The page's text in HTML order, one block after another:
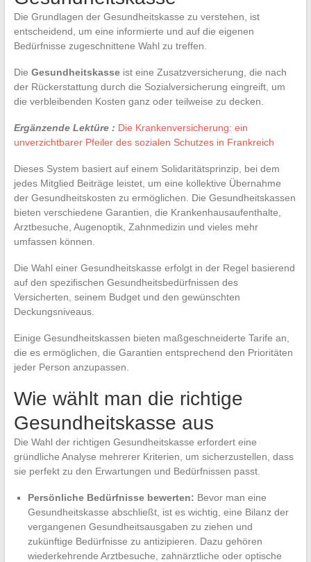
Die Grundlagen der Gesundheitskasse zu verstehen, ist
entscheidend, um eine informierte und auf die eigenen
Bedürfnisse zugeschnittene Wahl zu treffen.
Die Gesundheitskasseist eine Zusatzversicherung, die nach
der Rückerstattung durch die Sozialversicherung eingreift, um
die verbleibenden Kosten ganz oder teilweise zu decken.
Ergänzende Lektüre : Die Krankenversicherung: ein
unverzichtbarer Pfeiler des sozialen Schutzes in Frankreich
Dieses System basiert auf einem Solidaritätsprinzip, bei dem
jedes Mitglied Beiträge leistet, um eine kollektive Übernahme
der Gesundheitskosten zu ermöglichen. Die Gesundheitskassen
bieten verschiedene Garantien, die Krankenhausaufenthalte,
Arztbesuche, Augenoptik, Zahnmedizin und vieles mehr
umfassen können.
Die Wahl einer Gesundheitskasse erfolgt in der Regel basierend
auf den spezifischen Gesundheitsbedürfnissen des
Versicherten, seinem Budget und den gewünschten
Deckungsniveaus.
Einige Gesundheitskassen bieten maßgeschneiderte Tarife an,
die es ermöglichen, die Garantien entsprechend den Prioritäten
jeder Person anzupassen.
Wie wählt man die richtige
Gesundheitskasse aus
Die Wahl der richtigen Gesundheitskasse erfordert eine
gründliche Analyse mehrerer Kriterien, um sicherzustellen, dass
sie perfekt zu den Erwartungen und Bedürfnissen passt.
Persönliche Bedürfnisse bewerten: Bevor man eine
Gesundheitskasse abschließt, ist es wichtig, eine Bilanz der
vergangenen Gesundheitsausgaben zu ziehen und
zukünftige Bedürfnisse zu antizipieren. Dazu gehören
wiederkehrende Arztbesuche, zahnärztliche oder optische